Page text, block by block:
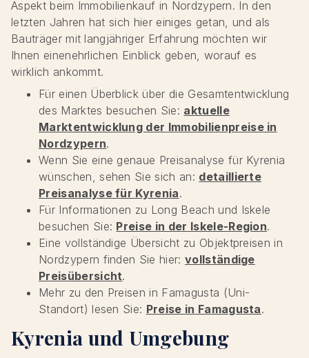
Aspekt beim Immobilienkauf in Nordzypern. In den
letzten Jahren hat sich hier einiges getan, und als
Bauträger mit langjähriger Erfahrung möchten wir
Ihnen einenehrlichen Einblick geben, worauf es
wirklich ankommt.
Für einen Überblick über die Gesamtentwicklung
des Marktes besuchen Sie: aktuelle
Marktentwicklung der Immobilienpreise in
Nordzypern.
Wenn Sie eine genaue Preisanalyse für Kyrenia
wünschen, sehen Sie sich an: detaillierte
Preisanalyse für Kyrenia.
Für Informationen zu Long Beach und Iskele
besuchen Sie: Preise in der Iskele-Region.
Eine vollständige Übersicht zu Objektpreisen in
Nordzypern finden Sie hier: vollständige
Preisübersicht.
Mehr zu den Preisen in Famagusta (Uni-
Standort) lesen Sie: Preise in Famagusta.
Kyrenia und Umgebung